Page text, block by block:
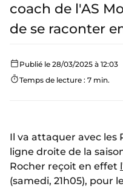
coach de l'AS
de se raconter
Publié le 28/03/2025 à 12:03
Temps de lecture : 7 min.
Il va attaquer avec les
ligne droite de la
Rocher reçoit en effet
(samedi, 21h05), pour